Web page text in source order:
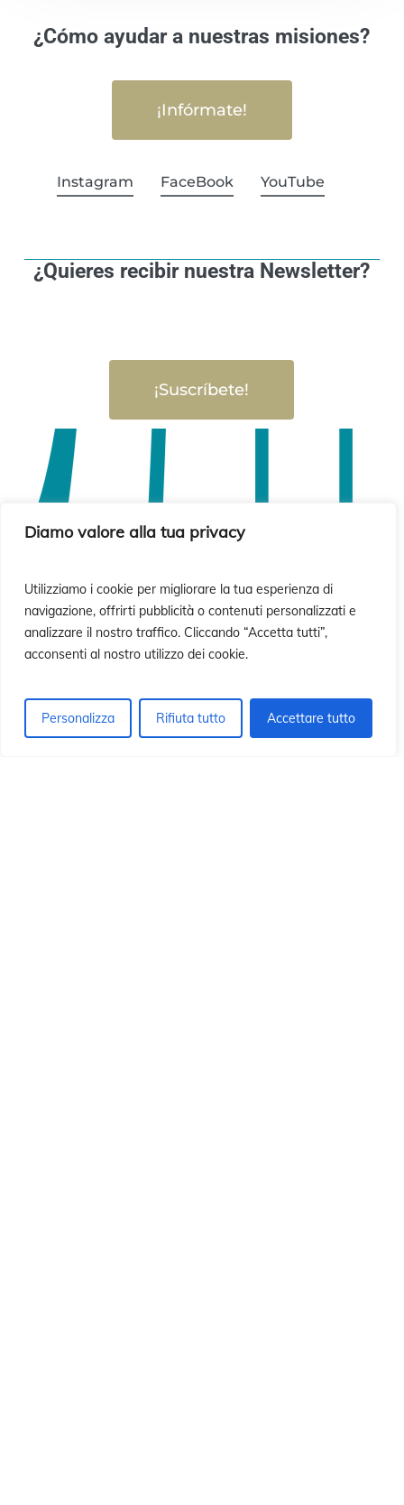
Diamo valore alla tua privacy
Utilizziamo i cookie per migliorare la tua esperienza di
navigazione, offrirti pubblicità o contenuti personalizzati e
analizzare il nostro traffico. Cliccando “Accetta tutti”,
acconsenti al nostro utilizzo dei cookie.
Personalizza Rifiuta tutto Accettare tutto
¿Cómo ayudar a nuestras misiones?
¡Infórmate!
Instagram FaceBook YouTube
¿Quieres recibir nuestra Newsletter?
¡Suscríbete!